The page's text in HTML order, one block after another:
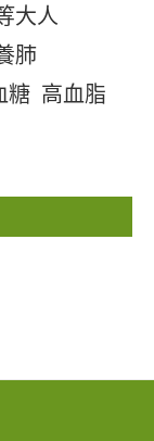
大人
肺
糖 高血脂